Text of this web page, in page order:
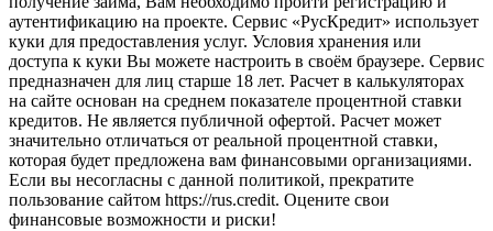
аутентификацию на проекте. Сервис «РусКредит» использует
куки для предоставления услуг. Условия хранения или
доступа к куки Вы можете настроить в своём браузере. Сервис
предназначен для лиц старше 18 лет. Расчет в калькуляторах
на сайте основан на среднем показателе процентной ставки
кредитов. Не является публичной офертой. Расчет может
значительно отличаться от реальной процентной ставки,
которая будет предложена вам финансовыми организациями.
Если вы несогласны с данной политикой, прекратите
пользование сайтом https://rus.credit. Оцените свои
финансовые возможности и риски!